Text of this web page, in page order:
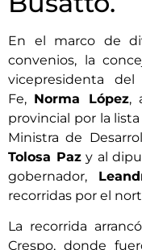
En el marco de
convenios, la
vicepresidenta
Fe, Norma López,
provincial por la
Ministra de
Tolosa Pazy al
gobernador,
recorridas por el
La recorrida
Crespo, donde